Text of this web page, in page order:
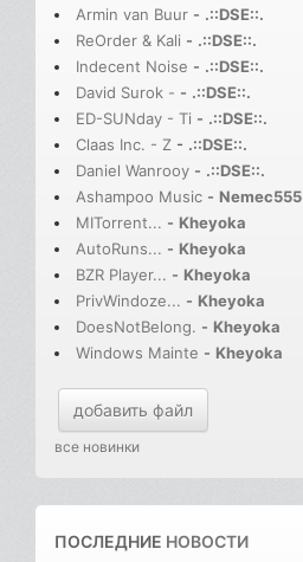
Armin van Buur - .::DSE::.
ReOrder & Kali - .::DSE::.
Indecent Noise - .::DSE::.
David Surok - - .::DSE::.
ED-SUNday - Ti - .::DSE::.
Claas Inc. - Z - .::DSE::.
Daniel Wanrooy - .::DSE::.
Ashampoo Music - Nemec555
MITorrent... - Kheyoka
AutoRuns... - Kheyoka
BZR Player... - Kheyoka
PrivWindoze... - Kheyoka
DoesNotBelong. - Kheyoka
Windows Mainte - Kheyoka
добавить файл
все новинки
ПОСЛЕДНИЕ НОВОСТИ